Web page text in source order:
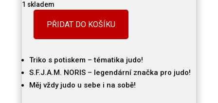
1 skladem
JUDO
NORIS
množství
PŘIDAT DO KOŠÍKU
Triko s potiskem – tématika judo!
S.F.J.A.M. NORIS – legendární značka pro judo!
Měj vždy judo u sebe i na sobě!